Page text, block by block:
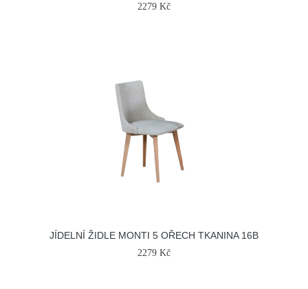
2279 Kč
JÍDELNÍ ŽIDLE MONTI 5 OŘECH TKANINA 16B
2279 Kč